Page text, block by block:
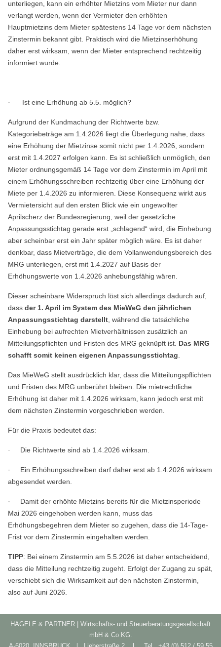
unterliegen, kann ein erhöhter Mietzins vom Mieter nur dann
verlangt werden, wenn der Vermieter den erhöhten
Hauptmietzins dem Mieter spätestens 14 Tage vor dem nächsten
Zinstermin bekannt gibt. Praktisch wird die Mietzinserhöhung
daher erst wirksam, wenn der Mieter entsprechend rechtzeitig
informiert wurde.
· Ist eine Erhöhung ab 5.5. möglich?
Aufgrund der Kundmachung der Richtwerte bzw.
Kategoriebeträge am 1.4.2026 liegt die Überlegung nahe, dass
eine Erhöhung der Mietzinse somit nicht per 1.4.2026, sondern
erst mit 1.4.2027 erfolgen kann. Es ist schließlich unmöglich, den
Mieter ordnungsgemäß 14 Tage vor dem Zinstermin im April mit
einem Erhöhungsschreiben rechtzeitig über eine Erhöhung der
Miete per 1.4.2026 zu informieren. Diese Konsequenz wirkt aus
Vermietersicht auf den ersten Blick wie ein ungewollter
Aprilscherz der Bundesregierung, weil der gesetzliche
Anpassungsstichtag gerade erst „schlagend“ wird, die Einhebung
aber scheinbar erst ein Jahr später möglich wäre. Es ist daher
denkbar, dass Mietverträge, die dem Vollanwendungsbereich des
MRG unterliegen, erst mit 1.4.2027 auf Basis der
Erhöhungswerte von 1.4.2026 anhebungsfähig wären.
Dieser scheinbare Widerspruch löst sich allerdings dadurch auf,
dass der 1. April im System des MieWeG den jährlichen
Anpassungsstichtag darstellt, während die tatsächliche
Einhebung bei aufrechten Mietverhältnissen zusätzlich an
Mitteilungspflichten und Fristen des MRG geknüpft ist. Das MRG
schafft somit keinen eigenen Anpassungsstichtag.
Das MieWeG stellt ausdrücklich klar, dass die Mitteilungspflichten
und Fristen des MRG unberührt bleiben. Die mietrechtliche
Erhöhung ist daher mit 1.4.2026 wirksam, kann jedoch erst mit
dem nächsten Zinstermin vorgeschrieben werden.
Für die Praxis bedeutet das:
· Die Richtwerte sind ab 1.4.2026 wirksam.
· Ein Erhöhungsschreiben darf daher erst ab 1.4.2026 wirksam
abgesendet werden.
· Damit der erhöhte Mietzins bereits für die Mietzinsperiode
Mai 2026 eingehoben werden kann, muss das
Erhöhungsbegehren dem Mieter so zugehen, dass die 14-Tage-
Frist vor dem Zinstermin eingehalten werden.
TIPP: Bei einem Zinstermin am 5.5.2026 ist daher entscheidend,
dass die Mitteilung rechtzeitig zugeht. Erfolgt der Zugang zu spät,
verschiebt sich die Wirksamkeit auf den nächsten Zinstermin,
also auf Juni 2026.
HAGELE & PARTNER | Wirtschafts- und Steuerberatungsgesellschaft
mbH & Co KG.